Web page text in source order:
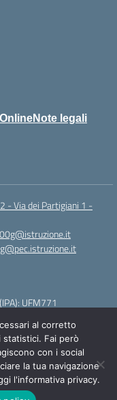
Note legali
- Via dei Partigiani 1 -
UFM771
di Designers Italia
al corretto
Fai però
con i social
la tua navigazione
l'informativa privacy.